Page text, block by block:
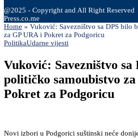
@2025 - Copyright and All Right Reserved
Press.co.me
Home » Vuković: Savezništvo sa DPS bilo
za GP URA i Pokret za Podgoricu
PolitikaUdarne vijesti
Vuković: Savezništvo sa
političko samoubistvo
Pokret za Podgoricu
Novi izbori u Podgorici suštinski neće